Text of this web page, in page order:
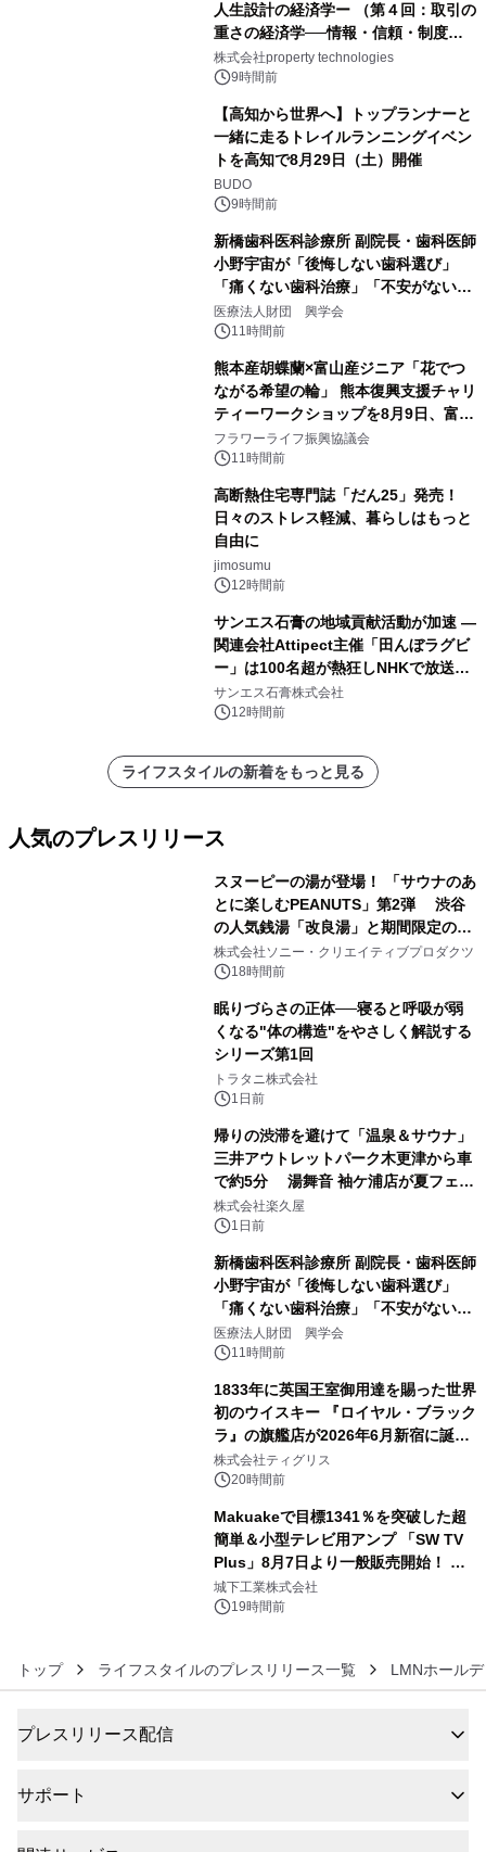
人生設計の経済学ー （第４回：取引の
重さの経済学──情報・信頼・制度を
PropTechはどう組み替えるか）｜
PropTech-Lab
株式会社property technologies
9時間前
【高知から世界へ】トップランナーと
一緒に走るトレイルランニングイベン
トを高知で8月29日（土）開催
BUDO
9時間前
新橋歯科医科診療所 副院長・歯科医師
小野宇宙が「後悔しない歯科選び」
「痛くない歯科治療」「不安がない治
療計画」をテーマに専門監修
医療法人財団 興学会
11時間前
熊本産胡蝶蘭×富山産ジニア「花でつ
ながる希望の輪」 熊本復興支援チャリ
ティーワークショップを8月9日、富
山・射水で開催
フラワーライフ振興協議会
11時間前
高断熱住宅専門誌「だん25」発売！
日々のストレス軽減、暮らしはもっと
自由に
jimosumu
12時間前
サンエス石膏の地域貢献活動が加速 ―
関連会社Attipect主催「田んぼラグビ
ー」は100名超が熱狂しNHKで放送さ
れました。
サンエス石膏株式会社
12時間前
ライフスタイルの新着をもっと見る
人気のプレスリリース
スヌーピーの湯が登場！ 「サウナのあ
とに楽しむPEANUTS」第2弾 渋谷
の人気銭湯「改良湯」と期間限定のコ
ラボレーション サウナイキタイコラ
ボグッズも発売決定！
株式会社ソニー・クリエイティブプロダクツ
18時間前
眠りづらさの正体──寝ると呼吸が弱
くなる"体の構造"をやさしく解説する
シリーズ第1回
トラタニ株式会社
1日前
帰りの渋滞を避けて「温泉＆サウナ」
三井アウトレットパーク木更津から車
で約5分 湯舞音 袖ケ浦店が夏フェア
メニューを提供
株式会社楽久屋
1日前
新橋歯科医科診療所 副院長・歯科医師
小野宇宙が「後悔しない歯科選び」
「痛くない歯科治療」「不安がない治
療計画」をテーマに専門監修
医療法人財団 興学会
11時間前
1833年に英国王室御用達を賜った世界
初のウイスキー 『ロイヤル・ブラック
ラ』の旗艦店が2026年6月新宿に誕
生 バカルディ ジャパンと連携した
没入型バー「BAR Arca」
株式会社ティグリス
20時間前
Makuakeで目標1341％を突破した超
簡単＆小型テレビ用アンプ 「SW TV
Plus」8月7日より一般販売開始！ ケ
ーブル1本つなぐだけ、テレビの音が
ぐっと豊かに
城下工業株式会社
19時間前
トップ ライフスタイルのプレスリリース一覧 LMNホール
プレスリリース配信
サポート